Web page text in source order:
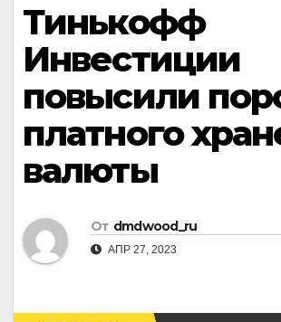
Тинькофф
Инвестиции
повысили
платного
валюты
От dmdwood_ru
АПР 27, 2023